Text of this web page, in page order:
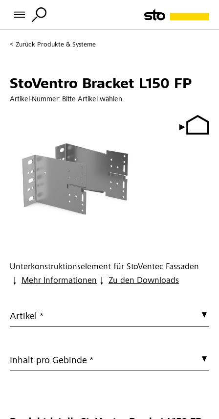
Zurück Produkte & Systeme
StoVentro Bracket L150 FP
Artikel-Nummer: Bitte Artikel wählen
Unterkonstruktionselement für StoVentec Fassaden
Mehr Informationen
Zu den Downloads
Artikel *
Inhalt pro Gebinde *